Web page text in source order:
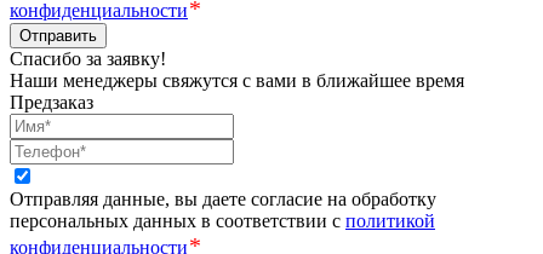
конфиденциальности*
Отправить
Спасибо за заявку!
Наши менеджеры свяжутся с вами в ближайшее время
Предзаказ
Отправляя данные, вы даете согласие на обработку
персональных данных в соответствии с политикой
конфиденциальности*